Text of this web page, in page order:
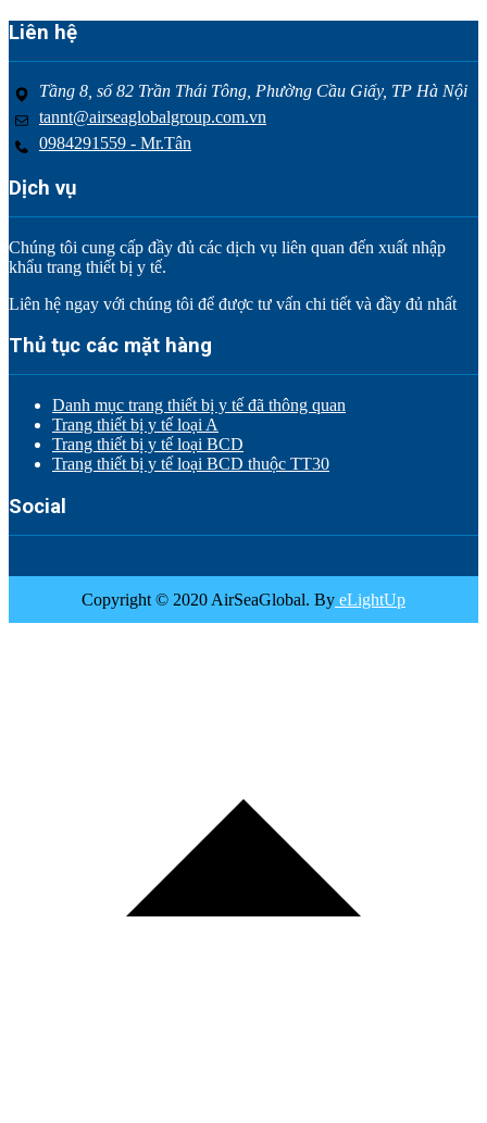
Liên hệ
Tầng 8, số 82 Trần Thái Tông, Phường Cầu Giấy, TP Hà Nội
tannt@airseaglobalgroup.com.vn
0984291559 - Mr.Tân
Dịch vụ
Chúng tôi cung cấp đầy đủ các dịch vụ liên quan đến xuất nhập
khẩu trang thiết bị y tế.
Liên hệ ngay với chúng tôi để được tư vấn chi tiết và đầy đủ nhất
Thủ tục các mặt hàng
Danh mục trang thiết bị y tế đã thông quan
Trang thiết bị y tế loại A
Trang thiết bị y tế loại BCD
Trang thiết bị y tế loại BCD thuộc TT30
Social
Copyright © 2020 AirSeaGlobal. By eLightUp